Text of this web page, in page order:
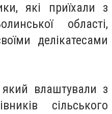
які приїхали з
області,
делікатесами
влаштували з
сільського